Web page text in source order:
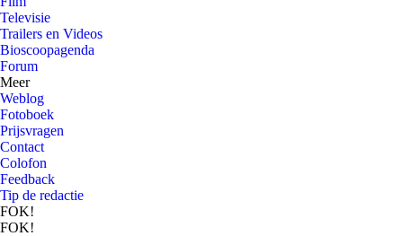
Televisie
Trailers en Videos
Bioscoopagenda
Forum
Meer
Weblog
Fotoboek
Prijsvragen
Contact
Colofon
Feedback
Tip de redactie
FOK!
FOK!